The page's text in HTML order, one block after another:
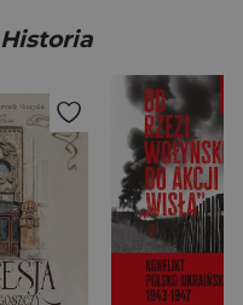
Historia